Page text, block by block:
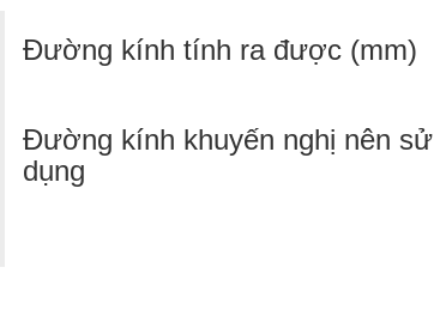
Đường kính tính ra được (mm)
Đường kính khuyến nghị nên sử
dụng